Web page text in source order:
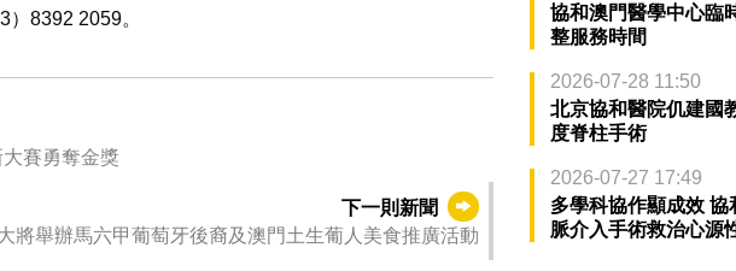
8392 2059。
賽勇奪金獎
下一則新聞
將舉辦馬六甲葡萄牙後裔及澳門土生葡人美食推廣活動
協和澳門醫學中心臨
整服務時間
2026-07-28 11:50
北京協和醫院仉建國
度脊柱手術
2026-07-27 17:49
多學科協作顯成效
脈介入手術救治心源